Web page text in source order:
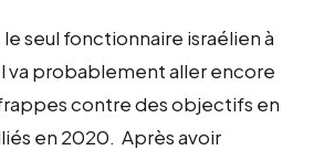
le seul fonctionnaire israélien à
va probablement aller encore
contre des objectifs en
en 2020. Après avoir